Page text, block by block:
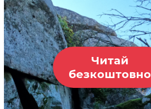
Читай
безкоштовно